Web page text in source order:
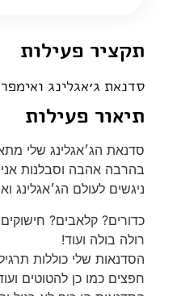
תקציר פעילות
סדנאת ג׳אגלינג
תיאור פעילות
סדנאת הג׳אגלינג שלי
בהרבה אהבה וסבלנות
ניגשים לעולם הג׳אגלינג
כדורים? קלאבים?
רולה בולה ועוד!
הסדנאות שלי כוללות
חפצים כמו כן להטוטים